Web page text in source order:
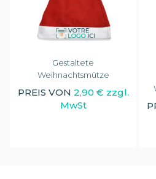
Gestaltete
Weihnachtsmütze
PREIS VON 2,90 € zzgl.
MwSt